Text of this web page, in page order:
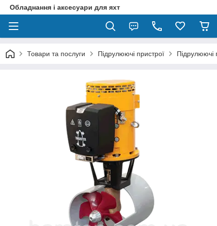
Обладнання і аксесуари для яхт
Товари та послуги Підрулюючі пристрої Підрулюючі